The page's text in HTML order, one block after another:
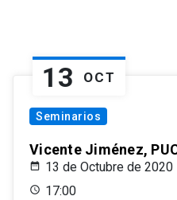
13 OCT
Seminarios
Vicente Jiménez,
13 de Octubre de 2020
17:00